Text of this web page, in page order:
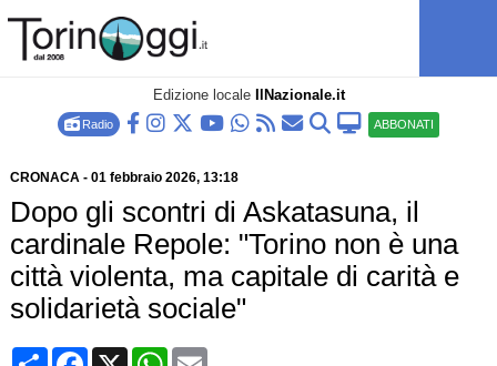
Edizione locale IlNazionale.it
Radio ABBONATI
CRONACA- 01 febbraio 2026, 13:18
Dopo gli scontri di Askatasuna, il
cardinale Repole: "Torino non è una
città violenta, ma capitale di carità e
solidarietà sociale"
CondividiFacebook
X WhatsApp
Email